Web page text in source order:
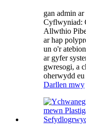
gan admin
Cyflwyniad:
Allwthio
ar hap
un o'r
ar gyfer
gwresogi, a
oherwydd eu
Darllen mwy